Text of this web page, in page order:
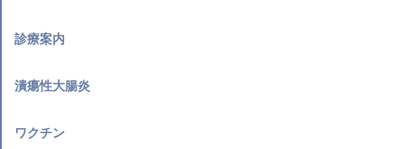
診療案内
潰瘍性大腸炎
ワクチン